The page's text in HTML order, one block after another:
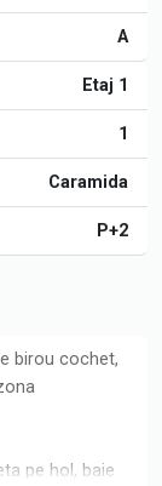
A
Etaj 1
1
Caramida
P+2
birou cochet,
pe hol, baie